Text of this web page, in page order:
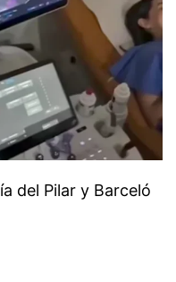
del Pilar y Barceló